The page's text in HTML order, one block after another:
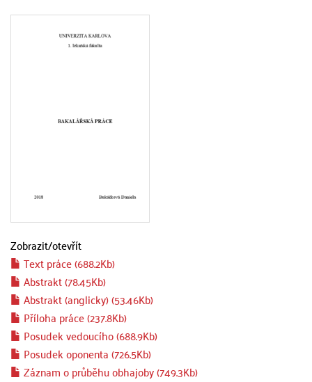
Zobrazit/otevřít
Text práce (688.2Kb)
Abstrakt (78.45Kb)
Abstrakt (anglicky) (53.46Kb)
Příloha práce (237.8Kb)
Posudek vedoucího (688.9Kb)
Posudek oponenta (726.5Kb)
Záznam o průběhu obhajoby (749.3Kb)